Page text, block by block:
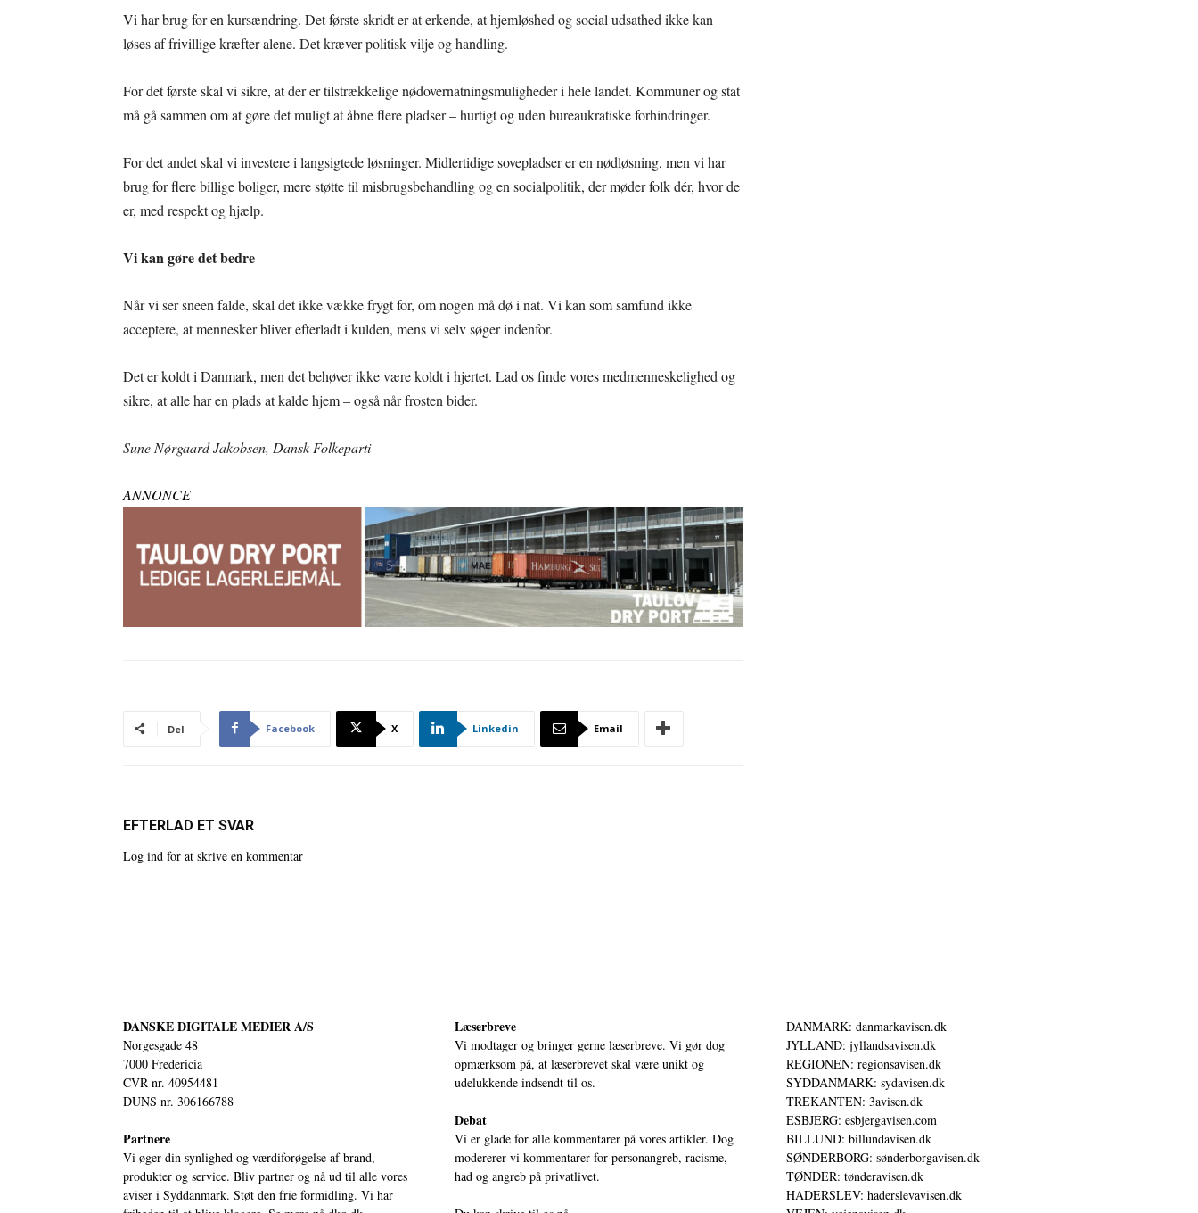
Vi har brug for en kursændring. Det første skridt er at erkende, at hjemløshed og social udsathed ikke kan
løses af frivillige kræfter alene. Det kræver politisk vilje og handling.
For det første skal vi sikre, at der er tilstrækkelige nødovernatningsmuligheder i hele landet. Kommuner og stat
må gå sammen om at gøre det muligt at åbne flere pladser – hurtigt og uden bureaukratiske forhindringer.
For det andet skal vi investere i langsigtede løsninger. Midlertidige sovepladser er en nødløsning, men vi har
brug for flere billige boliger, mere støtte til misbrugsbehandling og en socialpolitik, der møder folk dér, hvor de
er, med respekt og hjælp.
Vi kan gøre det bedre
Når vi ser sneen falde, skal det ikke vække frygt for, om nogen må dø i nat. Vi kan som samfund ikke
acceptere, at mennesker bliver efterladt i kulden, mens vi selv søger indenfor.
Det er koldt i Danmark, men det behøver ikke være koldt i hjertet. Lad os finde vores medmenneskelighed og
sikre, at alle har en plads at kalde hjem – også når frosten bider.
Sune Nørgaard Jakobsen, Dansk Folkeparti
ANNONCE
Del Facebook X Linkedin Email
EFTERLAD ET SVAR
Log ind for at skrive en kommentar
DANSKE DIGITALE MEDIER A/S
Norgesgade 48
7000 Fredericia
CVR nr. 40954481
DUNS nr. 306166788
Partnere
Vi øger din synlighed og værdiforøgelse af brand,
produkter og service. Bliv partner og nå ud til alle vores
aviser i Syddanmark. Støt den frie formidling. Vi har
Læserbreve
Vi modtager og bringer gerne læserbreve. Vi gør dog
opmærksom på, at læserbrevet skal være unikt og
udelukkende indsendt til os.
Debat
Vi er glade for alle kommentarer på vores artikler. Dog
modererer vi kommentarer for personangreb, racisme,
had og angreb på privatlivet.
DANMARK: danmarkavisen.dk
JYLLAND: jyllandsavisen.dk
REGIONEN: regionsavisen.dk
SYDDANMARK: sydavisen.dk
TREKANTEN: 3avisen.dk
ESBJERG: esbjergavisen.com
BILLUND: billundavisen.dk
SØNDERBORG: sønderborgavisen.dk
TØNDER: tønderavisen.dk
HADERSLEV: haderslevavisen.dk